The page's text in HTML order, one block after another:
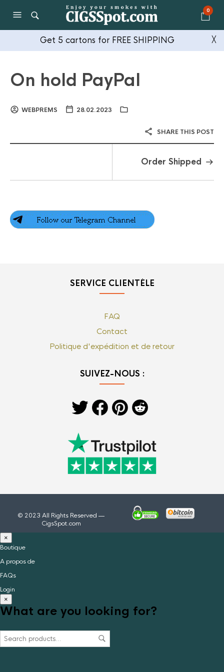
0
Get 5 cartons for FREE SHIPPING ╳
On hold PayPal
WEBPREMS 28.02.2023
SHARE THIS POST
Order Shipped
SERVICE CLIENTÈLE
FAQ
Contact
Politique d'expédition et de retour
SUIVEZ-NOUS :
© 2023 All Rights Reserved —
CigsSpot.com
×
Boutique
A propos de
FAQs
Login
×
What are you looking for?